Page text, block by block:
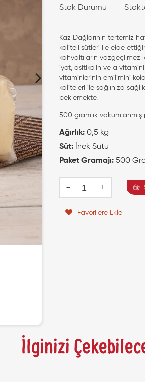
Stok Durumu
Kaz Dağlarının tertemiz
kaliteli sütleri ile elde
kahvaltıların vazgeçilmez
iyot, asitikolin ve a vitamini
vitaminlerinin emilimini
kaliteleri ile sağlınıza
beklemekte.
500 gramlık vakumlanmış
Ağırlık:0,5 kg
Süt:İnek Sütü
Paket Gramajı:500
- +
Favorilere Ekle
İlginizi